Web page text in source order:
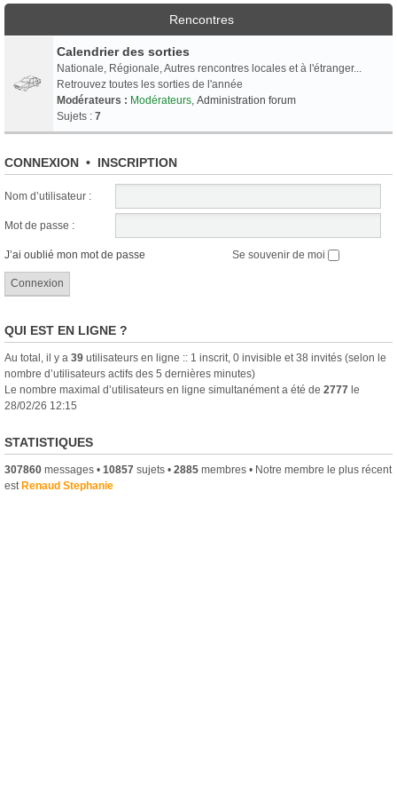
Rencontres
Calendrier des sorties
Nationale, Régionale, Autres rencontres locales et à l'étranger...
Retrouvez toutes les sorties de l'année
Modérateurs : Modérateurs, Administration forum
Sujets : 7
CONNEXION • INSCRIPTION
Nom d’utilisateur :
Mot de passe :
J’ai oublié mon mot de passe Se souvenir de moi
QUI EST EN LIGNE ?
Au total, il y a 39 utilisateurs en ligne :: 1 inscrit, 0 invisible et 38 invités (selon le
nombre d’utilisateurs actifs des 5 dernières minutes)
Le nombre maximal d’utilisateurs en ligne simultanément a été de 2777 le
28/02/26 12:15
STATISTIQUES
307860 messages • 10857 sujets • 2885 membres • Notre membre le plus récent
estRenaud Stephanie